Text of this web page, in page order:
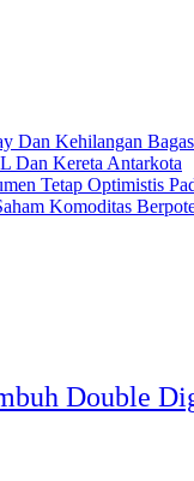
Dan Kehilangan
Dan Kereta Antarkota
Tetap Optimistis
Komoditas
Double